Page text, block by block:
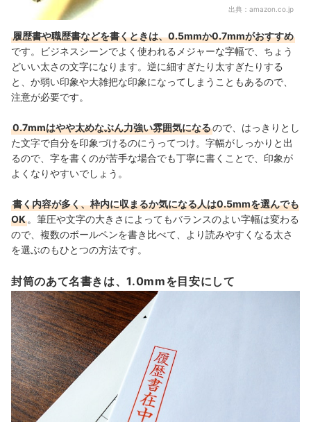
出典： amazon.co.jp
履歴書や職歴書などを書くときは、0.5mmか0.7mmがおすすめ
です。ビジネスシーンでよく使われるメジャーな字幅で、ちょう
どいい太さの文字になります。逆に細すぎたり太すぎたりする
と、か弱い印象や大雑把な印象になってしまうこともあるので、
注意が必要です。
0.7mmはやや太めなぶん力強い雰囲気になるので、はっきりとし
た文字で自分を印象づけるのにうってつけ。 字幅がしっかりと出
るので、字を書くのが苦手な場合でも丁寧に書くことで、印象が
よくなりやすいでしょう。
書く内容が多く、枠内に収まるか気になる人は0.5mmを選んでも
OK。筆圧や文字の大きさによってもバランスのよい字幅は変わる
ので、複数のボールペンを書き比べて、より読みやすくなる太さ
を選ぶのもひとつの方法です。
封筒のあて名書きは、1.0mmを目安にして